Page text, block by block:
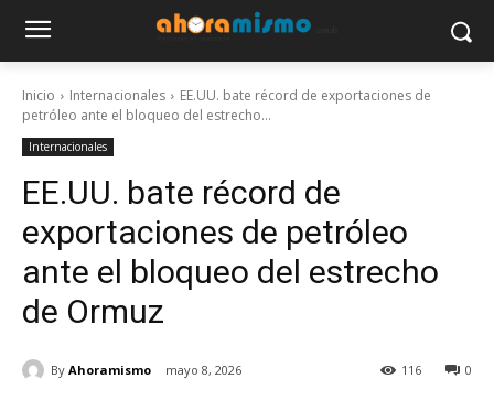
Inicio Internacionales
EE.UU. bate récord de exportaciones de
petróleo ante el bloqueo del estrecho...
Internacionales
EE.UU. bate récord de
exportaciones de petróleo
ante el bloqueo del estrecho
de Ormuz
By Ahoramismo mayo 8, 2026 0
116